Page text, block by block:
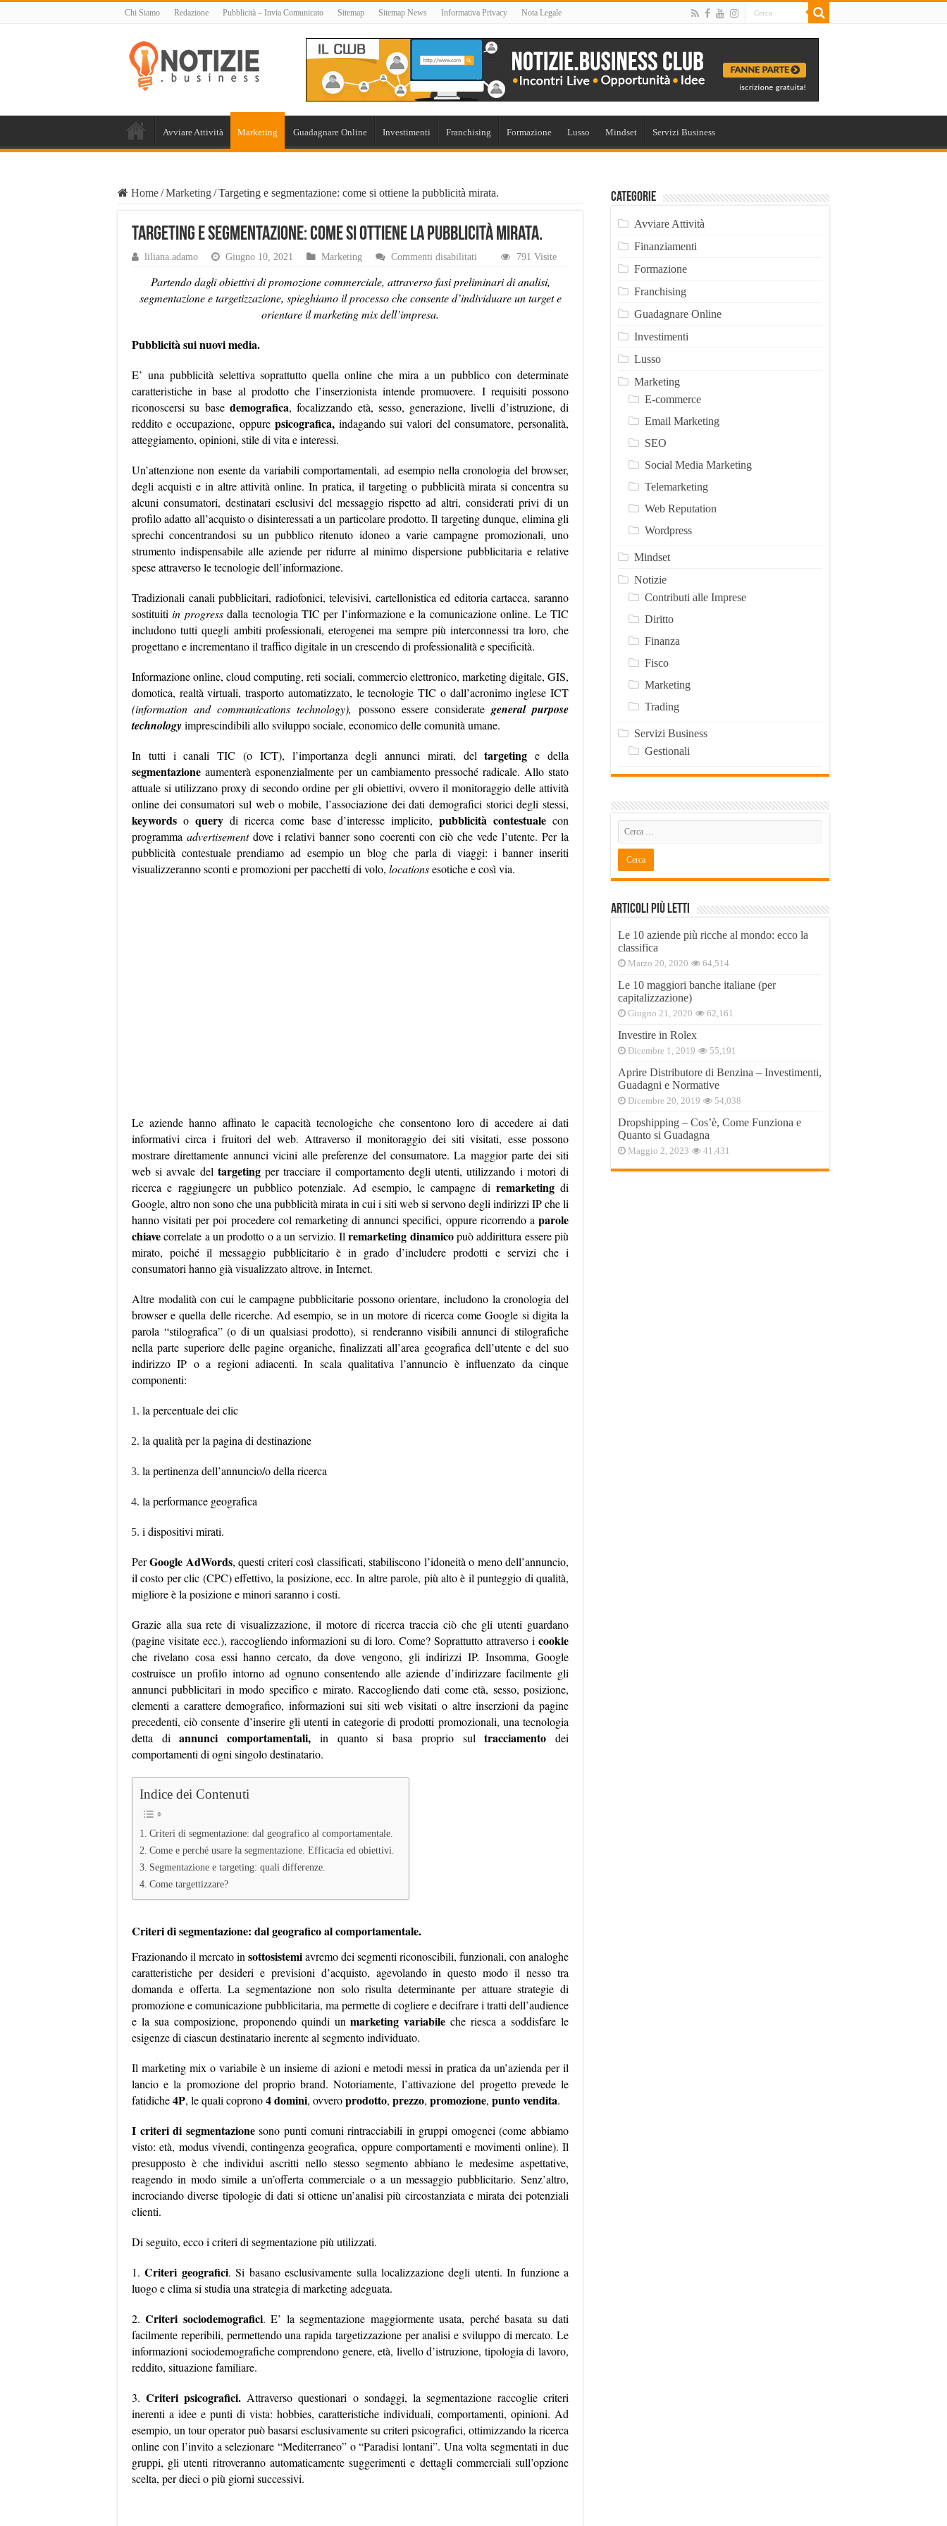
Chi Siamo Redazione Pubblicità – Invia Comunicato Sitemap Sitemap News Informativa Privacy Nota Legale
Avviare Attività Marketing Guadagnare Online Investimenti Franchising Formazione Lusso Mindset Servizi Business
Home/Marketing/Targeting e segmentazione: come si ottiene la pubblicità mirata.
Targeting e segmentazione: come si ottiene la pubblicità mirata.
liliana.adamo Giugno 10, 2021 Marketing Commenti disabilitati
e
segmentazione:
come
791 Visite
Partendo dagli obiettivi di promozione commerciale, attraverso fasi preliminari di analisi,
segmentazione e targetizzazione, spieghiamo il processo che consente d’individuare un target e
orientare il marketing mix dell’impresa.
Pubblicità sui nuovi media.
E’ una pubblicità selettiva soprattutto quella online che mira a un pubblico con determinate
caratteristiche in base al prodotto che l’inserzionista intende promuovere. I requisiti possono
riconoscersi su base demografica, focalizzando età, sesso, generazione, livelli d’istruzione, di
reddito e occupazione, oppure psicografica,indagando sui valori del consumatore, personalità,
atteggiamento, opinioni, stile di vita e interessi.
Un’attenzione non esente da variabili comportamentali, ad esempio nella cronologia del browser,
degli acquisti e in altre attività online. In pratica, il targeting o pubblicità mirata si concentra su
alcuni consumatori, destinatari esclusivi del messaggio rispetto ad altri, considerati privi di un
profilo adatto all’acquisto o disinteressati a un particolare prodotto. Il targeting dunque, elimina gli
sprechi concentrandosi su un pubblico ritenuto idoneo a varie campagne promozionali, uno
strumento indispensabile alle aziende per ridurre al minimo dispersione pubblicitaria e relative
spese attraverso le tecnologie dell’informazione.
Tradizionali canali pubblicitari, radiofonici, televisivi, cartellonistica ed editoria cartacea, saranno
sostituitiin progressdalla tecnologia TIC per l’informazione e la comunicazione online. Le TIC
includono tutti quegli ambiti professionali, eterogenei ma sempre più interconnessi tra loro, che
progettano e incrementano il traffico digitale in un crescendo di professionalità e specificità.
Informazione online, cloud computing, reti sociali, commercio elettronico, marketing digitale, GIS,
domotica, realtà virtuali, trasporto automatizzato, le tecnologie TIC o dall’acronimo inglese ICT
(information and communications technology), possono essere considerate general purpose
technologyimprescindibili allo sviluppo sociale, economico delle comunità umane.
In tutti i canali TIC (o ICT), l’importanza degli annunci mirati, deltargeting e della
segmentazione aumenterà esponenzialmente per un cambiamento pressoché radicale. Allo stato
attuale si utilizzano proxy di secondo ordine per gli obiettivi, ovvero il monitoraggio delle attività
online dei consumatori sul web o mobile, l’associazione dei dati demografici storici degli stessi,
keywords oquery di ricerca come base d’interesse implicito, pubblicità contestualecon
programmaadvertisementdove i relativi banner sono coerenti con ciò che vede l’utente. Per la
pubblicità contestuale prendiamo ad esempio un blog che parla di viaggi: i banner inseriti
visualizzeranno sconti e promozioni per pacchetti di volo, locationsesotiche e così via.
Le aziende hanno affinato le capacità tecnologiche che consentono loro di accedere ai dati
informativi circa i fruitori del web. Attraverso il monitoraggio dei siti visitati, esse possono
mostrare direttamente annunci vicini alle preferenze del consumatore. La maggior parte dei siti
web si avvale del targetingper tracciare il comportamento degli utenti, utilizzando i motori di
ricerca e raggiungere un pubblico potenziale. Ad esempio, le campagne di remarketingdi
Google, altro non sono che una pubblicità mirata in cui i siti web si servono degli indirizzi IP che li
hanno visitati per poi procedere col remarketing di annunci specifici, oppure ricorrendo a parole
chiavecorrelate a un prodotto o a un servizio. Ilremarketing dinamicopuò addirittura essere più
mirato, poiché il messaggio pubblicitario è in grado d’includere prodotti e servizi che i
consumatori hanno già visualizzato altrove, in Internet.
Altre modalità con cui le campagne pubblicitarie possono orientare, includono la cronologia del
browser e quella delle ricerche. Ad esempio, se in un motore di ricerca come Google si digita la
parola “stilografica” (o di un qualsiasi prodotto), si renderanno visibili annunci di stilografiche
nella parte superiore delle pagine organiche, finalizzati all’area geografica dell’utente e del suo
indirizzo IP o a regioni adiacenti. In scala qualitativa l’annuncio è influenzato da cinque
componenti:
la percentuale dei clic
la qualità per la pagina di destinazione
la pertinenza dell’annuncio/o della ricerca
la performance geografica
i dispositivi mirati.
PerGoogle AdWords, questi criteri così classificati, stabiliscono l’idoneità o meno dell’annuncio,
il costo per clic (CPC) effettivo, la posizione, ecc. In altre parole, più alto è il punteggio di qualità,
migliore è la posizione e minori saranno i costi.
Grazie alla sua rete di visualizzazione, il motore di ricerca traccia ciò che gli utenti guardano
(pagine visitate ecc.), raccogliendo informazioni su di loro. Come? Soprattutto attraverso i cookie
che rivelano cosa essi hanno cercato, da dove vengono, gli indirizzi IP. Insomma, Google
costruisce un profilo intorno ad ognuno consentendo alle aziende d’indirizzare facilmente gli
annunci pubblicitari in modo specifico e mirato. Raccogliendo dati come età, sesso, posizione,
elementi a carattere demografico, informazioni sui siti web visitati o altre inserzioni da pagine
precedenti, ciò consente d’inserire gli utenti in categorie di prodotti promozionali, una tecnologia
detta diannunci comportamentali, in quanto si basa proprio sultracciamentodei
comportamenti di ogni singolo destinatario.
Indice dei Contenuti
Criteri di segmentazione: dal geografico al comportamentale.
Come e perché usare la segmentazione. Efficacia ed obiettivi.
Segmentazione e targeting: quali differenze.
Come targettizzare?
Criteri di segmentazione: dal geografico al comportamentale.
Frazionando il mercato in sottosistemiavremo dei segmenti riconoscibili, funzionali, con analoghe
caratteristiche per desideri e previsioni d’acquisto, agevolando in questo modo il nesso tra
domanda e offerta. La segmentazione non solo risulta determinante per attuare strategie di
promozione e comunicazione pubblicitaria, ma permette di cogliere e decifrare i tratti dell’audience
e la sua composizione, proponendo quindi unmarketing variabile che riesca a soddisfare le
esigenze di ciascun destinatario inerente al segmento individuato.
Il marketing mix o variabile è un insieme di azioni e metodi messi in pratica da un’azienda per il
lancio e la promozione del proprio brand. Notoriamente, l’attivazione del progetto prevede le
fatidiche4P, le quali coprono4 domini, ovveroprodotto, prezzo, promozione, punto vendita.
I criteri di segmentazionesono punti comuni rintracciabili in gruppi omogenei (come abbiamo
visto: età, modus vivendi, contingenza geografica, oppure comportamenti e movimenti online). Il
presupposto è che individui ascritti nello stesso segmento abbiano le medesime aspettative,
reagendo in modo simile a un’offerta commerciale o a un messaggio pubblicitario. Senz’altro,
incrociando diverse tipologie di dati si ottiene un’analisi più circostanziata e mirata dei potenziali
clienti.
Di seguito, ecco i criteri di segmentazione più utilizzati.
1.Criteri geografici. Si basano esclusivamente sulla localizzazione degli utenti. In funzione a
luogo e clima si studia una strategia di marketing adeguata.
2.Criteri sociodemografici. E’ la segmentazione maggiormente usata, perché basata su dati
facilmente reperibili, permettendo una rapida targetizzazione per analisi e sviluppo di mercato. Le
informazioni sociodemografiche comprendono genere, età, livello d’istruzione, tipologia di lavoro,
reddito, situazione familiare.
3.Criteri psicografici.Attraverso questionari o sondaggi, la segmentazione raccoglie criteri
inerenti a idee e punti di vista: hobbies, caratteristiche individuali, comportamenti, opinioni. Ad
esempio, un tour operator può basarsi esclusivamente su criteri psicografici, ottimizzando la ricerca
online con l’invito a selezionare “Mediterraneo” o “Paradisi lontani”. Una volta segmentati in due
gruppi, gli utenti ritroveranno automaticamente suggerimenti e dettagli commerciali sull’opzione
scelta, per dieci o più giorni successivi.
Categorie
Avviare Attività
Finanziamenti
Formazione
Franchising
Guadagnare Online
Investimenti
Lusso
Marketing
E-commerce
Email Marketing
SEO
Social Media Marketing
Telemarketing
Web Reputation
Wordpress
Mindset
Notizie
Contributi alle Imprese
Diritto
Finanza
Fisco
Marketing
Trading
Servizi Business
Gestionali
Articoli Più Letti
Le 10 aziende più ricche al mondo: ecco la
classifica
Marzo 20, 2020 64,514
Le 10 maggiori banche italiane (per
capitalizzazione)
Giugno 21, 2020 62,161
Investire in Rolex
Dicembre 1, 2019 55,191
Aprire Distributore di Benzina – Investimenti,
Guadagni e Normative
Dicembre 20, 2019 54,038
Dropshipping – Cos’è, Come Funziona e
Quanto si Guadagna
Maggio 2, 2023 41,431